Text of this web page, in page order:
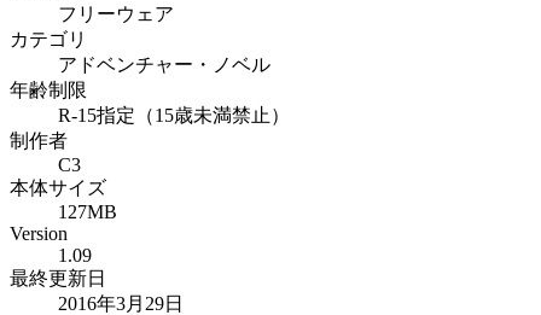
フリーウェア
カテゴリ
アドベンチャー・ノベル
年齢制限
R-15指定（15歳未満禁止）
制作者
C3
本体サイズ
127MB
Version
1.09
最終更新日
2016年3月29日